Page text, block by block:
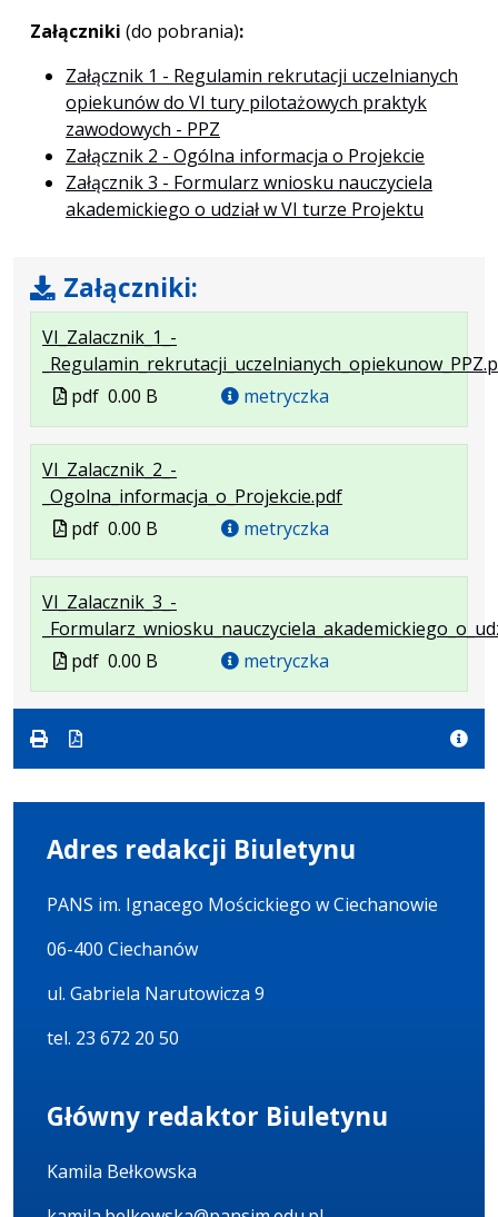
Załączniki (do pobrania):
Załącznik 1 - Regulamin rekrutacji uczelnianych
opiekunów do VI tury pilotażowych praktyk
zawodowych - PPZ
Załącznik 2 - Ogólna informacja o Projekcie
Załącznik 3 - Formularz wniosku nauczyciela
akademickiego o udział w VI turze Projektu
Załączniki:
VI_Zalacznik_1_-
Plik
w
formacie
pdf 0.00 B metryczka
VI_Zalacznik_2_-
_Ogolna_informacja_o_Projekcie.pdf.
formacie:
.
w
karcie.
Plik
w
formacie
pdf 0.00 B metryczka
VI_Zalacznik_3_-
Plik
w
formacie
pdf 0.00 B metryczka
Adres redakcji Biuletynu
PANS im. Ignacego Mościckiego w Ciechanowie
06-400 Ciechanów
ul. Gabriela Narutowicza 9
tel. 23 672 20 50
Główny redaktor Biuletynu
Kamila Bełkowska